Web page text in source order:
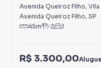
Hamburguesa -
Avenida Queiroz Filho, Vila
Avenida Queiroz Filho, SP
45m² 2 1
R$ 3.300,00